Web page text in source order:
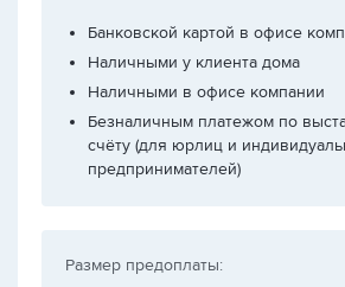
Банковской картой в офисе
Наличными у клиента дома
Наличными в офисе компании
Безналичным платежом по
счёту (для юрлиц и
предпринимателей)
Размер предоплаты: